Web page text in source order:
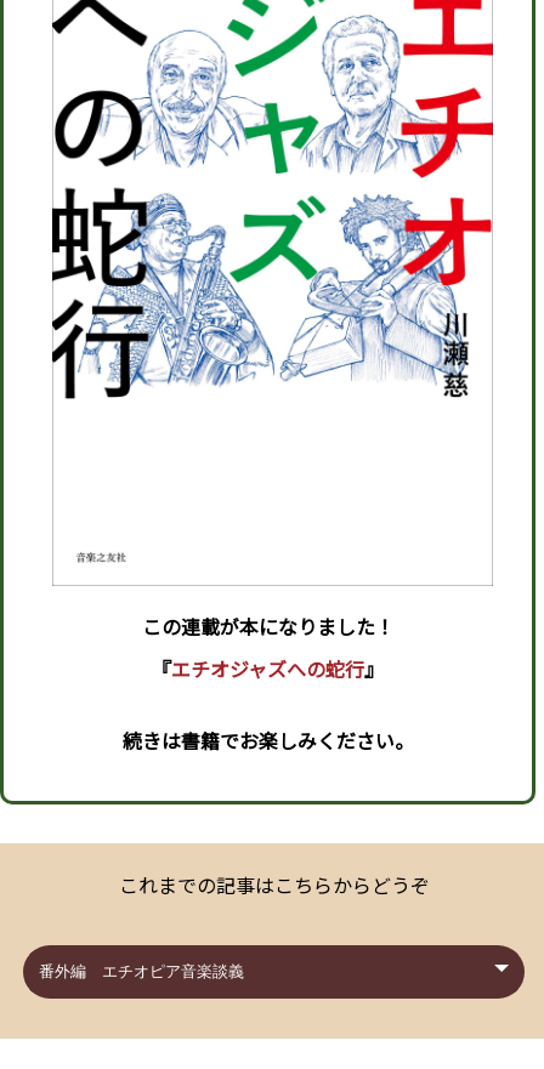
この連載が本になりました！
『エチオジャズへの蛇行』
続きは書籍でお楽しみください。
これまでの記事はこちらからどうぞ